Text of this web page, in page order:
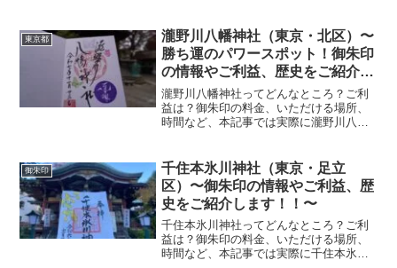
聖堂は、江戸時代に創建された孔子廟で
あり、日本における学問...
東京都
瀧野川八幡神社（東京・北区）〜
勝ち運のパワースポット！御朱印
の情報やご利益、歴史をご紹介し
ます！〜
瀧野川八幡神社ってどんなところ？ご利
益は？御朱印の料金、いただける場所、
時間など、本記事では実際に瀧野川八幡
八幡神社とは？瀧野川八幡神社は、鎌倉
時代前期に創建されたと...
御朱印
千住本氷川神社（東京・足立
区）〜御朱印の情報やご利益、歴
史をご紹介します！！〜
千住本氷川神社ってどんなところ？ご利
益は？御朱印の料金、いただける場所、
時間など、本記事では実際に千住本氷川